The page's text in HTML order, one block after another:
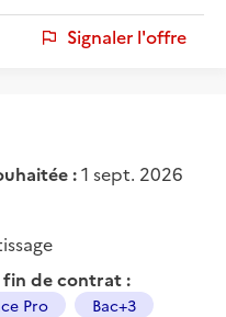
Signaler l'offre
:1 sept. 2026
fin de contrat :
Pro Bac+3